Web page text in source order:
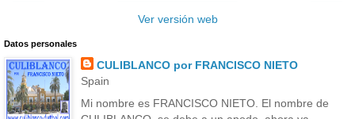
Ver versión web
Datos personales
CULIBLANCO por FRANCISCO NIETO
Spain
Mi nombre es FRANCISCO NIETO. El nombre de